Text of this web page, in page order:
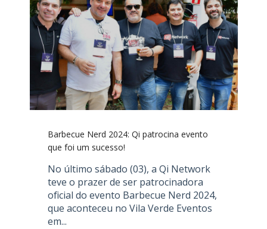
Barbecue Nerd 2024: Qi patrocina evento
que foi um sucesso!
No último sábado (03), a Qi Network
teve o prazer de ser patrocinadora
oficial do evento Barbecue Nerd 2024,
que aconteceu no Vila Verde Eventos
em...